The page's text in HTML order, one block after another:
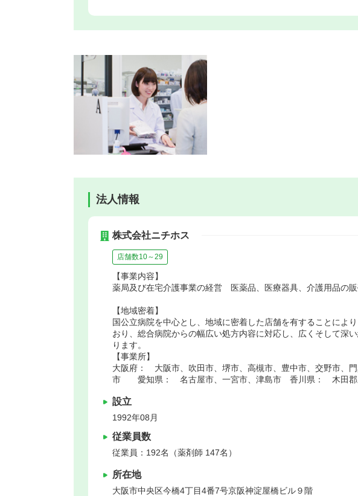
法人情報
株式会社ニチホス
店舗数10～29
【事業内容】
薬局及び在宅介護事業の経営 医薬品、医療器具、介護用品の
【地域密着】
国公立病院を中心とし、地域に密着した店舗を有することによ
おり、総合病院からの幅広い処方内容に対応し、広くそして深
ります。
【事業所】
大阪府： 大阪市、吹田市、堺市、高槻市、豊中市、交野市
市 愛知県： 名古屋市、一宮市、津島市 香川県： 木田郡
設立
1992年08月
従業員数
従業員：192名（薬剤師 147名）
所在地
大阪市中央区今橋4丁目4番7号京阪神淀屋橋ビル９階